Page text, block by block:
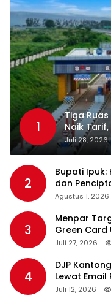
1
Tiga
Naik Tarif,
Standar
Juli 28, 2026
2
Bupati Ipuk:
dan
Agustus 1, 2026
3
Menpar
Green Card
2026
Juli 27, 2026
4
DJP
Lewat
Rp36 Triliun
Juli 12, 2026